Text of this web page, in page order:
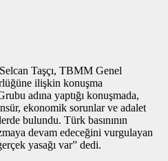
Taşçı, TBMM Genel
ilişkin konuşma
adına yaptığı konuşmada,
ekonomik sorunlar ve adalet
bulundu. Türk basınının
devam edeceğini vurgulayan
yasağı var” dedi.